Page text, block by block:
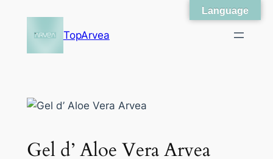
TopArvea
Gel d’ Aloe Vera Arvea
Language